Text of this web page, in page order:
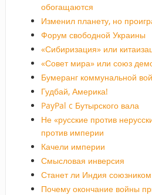
обогащаются
Изменил планету, но
Форум свободной Украины
«Сибиризация» или
«Совет мира» или союз
Бумеранг коммунальной
Гудбай, Америка!
PayPal c Бутырского вала
Не «русские против
против империи
Качели империи
Смысловая инверсия
Станет ли Индия
Почему окончание войны